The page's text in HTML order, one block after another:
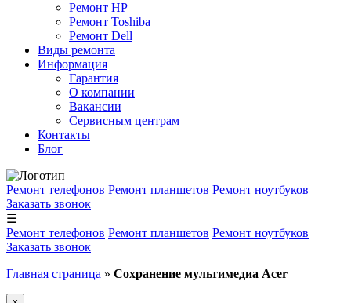
Ремонт HP
Ремонт Toshiba
Ремонт Dell
Виды ремонта
Информация
Гарантия
О компании
Вакансии
Сервисным центрам
Контакты
Блог
Ремонт телефонов Ремонт планшетов Ремонт ноутбуков
Заказать звонок
☰
Ремонт телефонов Ремонт планшетов Ремонт ноутбуков
Заказать звонок
Главная страница » Сохранение мультимедиа Acer